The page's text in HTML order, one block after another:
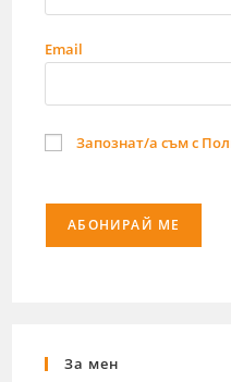
Email
Запознат/а съм с
За мен